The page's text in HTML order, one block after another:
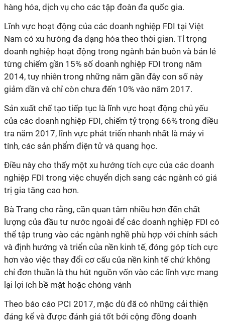
hàng hóa, dịch vụ cho các tập đoàn đa quốc gia.
Lĩnh vực hoạt động của các doanh nghiệp FDI tại Việt
Nam có xu hướng đa dạng hóa theo thời gian. Tỉ trọng
doanh nghiệp hoạt động trong ngành bán buôn và bán lẻ
từng chiếm gần 15% số doanh nghiệp FDI trong năm
2014, tuy nhiên trong những năm gần đây con số này
giảm dần và chỉ còn chưa đến 10% vào năm 2017.
Sản xuất chế tạo tiếp tục là lĩnh vực hoạt động chủ yếu
của các doanh nghiệp FDI, chiếm tỷ trọng 66% trong điều
tra năm 2017, lĩnh vực phát triển nhanh nhất là máy vi
tính, các sản phẩm điện tử và quang học.
Điều này cho thấy một xu hướng tích cực của các doanh
nghiệp FDI trong việc chuyển dịch sang các ngành có giá
trị gia tăng cao hơn.
Bà Trang cho rằng, cần quan tâm nhiều hơn đến chất
lượng của đầu tư nước ngoài để các doanh nghiệp FDI có
thể tập trung vào các ngành nghề phù hợp với chính sách
và định hướng và triển của nền kinh tế, đóng góp tích cực
hơn vào việc thay đổi cơ cấu của nền kinh tế chứ không
chỉ đơn thuần là thu hút nguồn vốn vào các lĩnh vực mang
lại lợi ích bề mặt hoặc chóng vánh
Theo báo cáo PCI 2017, mặc dù đã có những cải thiện
đáng kể và được đánh giá tốt bởi cộng đồng doanh